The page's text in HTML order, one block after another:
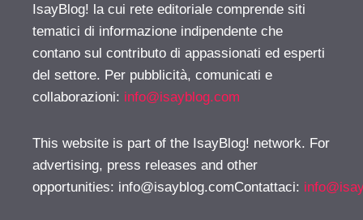
IsayBlog! la cui rete editoriale comprende siti
tematici di informazione indipendente che
contano sul contributo di appassionati ed esperti
del settore. Per pubblicità, comunicati e
collaborazioni: info@isayblog.com
This website is part of the IsayBlog! network. For
advertising, press releases and other
opportunities: info@isayblog.comContattaci: